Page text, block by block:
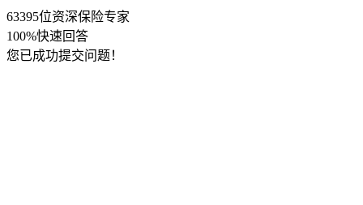
63395位资深保险专家
100%快速回答
您已成功提交问题！